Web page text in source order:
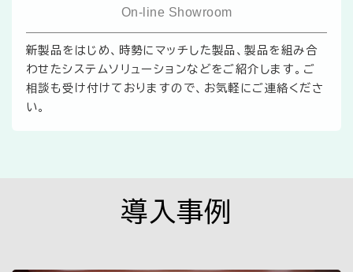
On-line Showroom
新製品をはじめ、時勢にマッチした製品、製品を組み合
わせたシステムソリューションなどをご紹介します。ご
相談も受け付けておりますので、お気軽にご連絡くださ
い。
導入事例